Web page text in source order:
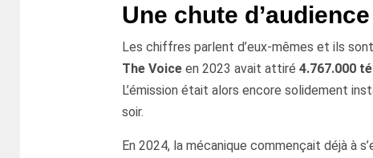
Une chute
Les chiffres parlent d’eux-mêmes et ils
The Voiceen 2023 avait attiré 4.767.000
L’émission était alors encore solidement
soir.
En 2024, la mécanique commençait déjà à